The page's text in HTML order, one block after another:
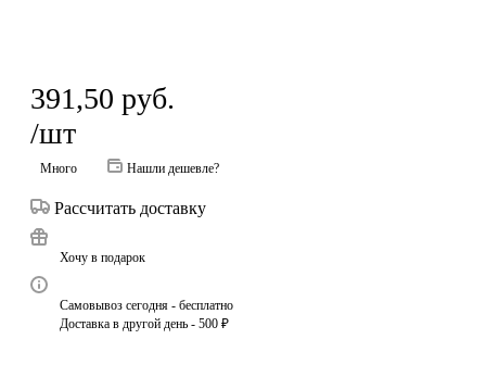
391,50 руб.
/шт
Много Нашли дешевле?
Рассчитать доставку
Хочу в подарок
Самовывоз сегодня - бесплатно
Доставка в другой день - 500 ₽